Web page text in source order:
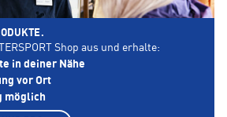
Shop aus und erhalte:
in deiner Nähe
vor Ort
möglich